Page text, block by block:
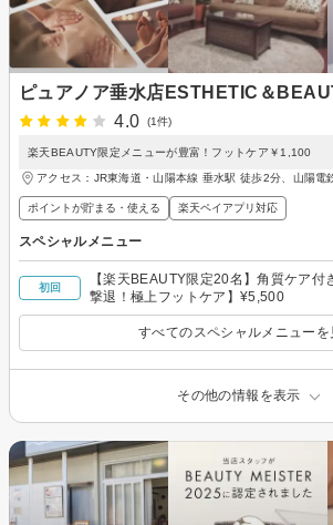
ピュアノア垂水店ESTHETIC＆
4.0
(1件)
楽天BEAUTY限定メニューが豊富！フットケア￥1,100
アクセス：JR東海道・山陽本線 垂水駅 徒歩2分、山陽電
ポイントが貯まる・使える 楽天ペイアプリ対応
スペシャルメニュー
初回
【楽天BEAUTY限定20名】角質ケア付
撃退！極上フットケア】¥5,500
すべてのスペシャルメニューを
その他の情報を表示